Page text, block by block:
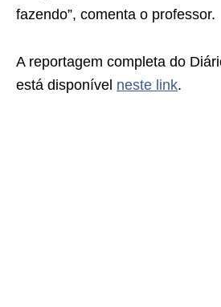
fazendo”, comenta o professor.
A reportagem completa do
está disponível neste link.